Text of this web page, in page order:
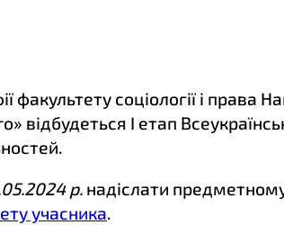
факультету соціології і права
відбудеться І етап
р. надіслати
учасника.